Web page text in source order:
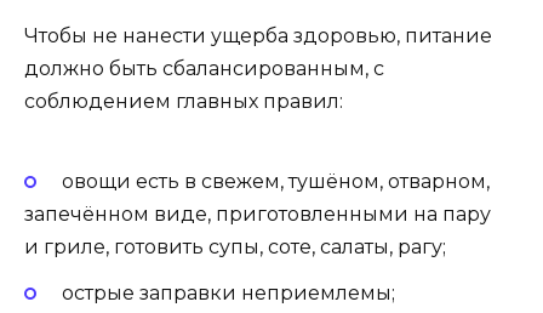
Чтобы не нанести ущерба здоровью, питание
должно быть сбалансированным, с
соблюдением главных правил:
овощи есть в свежем, тушёном, отварном,
запечённом виде, приготовленными на пару
и гриле, готовить супы, соте, салаты, рагу;
острые заправки неприемлемы;